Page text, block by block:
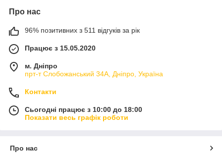
Про нас
96% позитивних з 511 відгуків за рік
Працює з 15.05.2020
м. Дніпро
прт-т Слобожанський 34А, Дніпро, Україна
Контакти
Сьогодні працює з 10:00 до 18:00
Показати весь графік роботи
Про нас